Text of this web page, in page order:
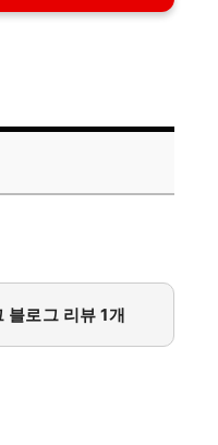
블로그 리뷰 1개